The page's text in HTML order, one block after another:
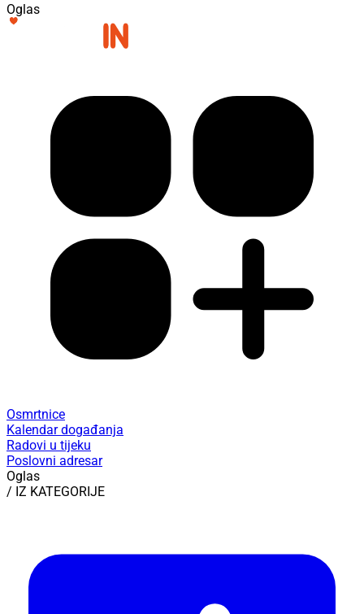
Oglas
Osmrtnice
Kalendar događanja
Radovi u tijeku
Poslovni adresar
Oglas
/ IZ KATEGORIJE